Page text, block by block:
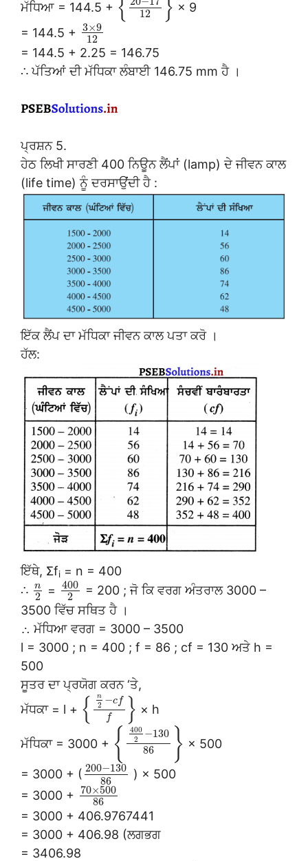
ਮੱਧਿਆ = 144.5 + {
12
} × 9
= 144.5 + 3×9
12
= 144.5 + 2.25 = 146.75
∴ ਪੱਤਿਆਂ ਦੀ ਮੱਧਿਕਾ ਲੰਬਾਈ 146.75 mm ਹੈ ।
ਪ੍ਰਸ਼ਨ 5.
ਹੇਠ ਲਿਖੀ ਸਾਰਣੀ 400 ਨਿਊਨ ਲੈਂਪਾਂ (lamp) ਦੇ ਜੀਵਨ ਕਾਲ
(life time) ਨੂੰ ਦਰਸਾਉਂਦੀ ਹੈ :
ਇੱਕ ਲੈਂਪ ਦਾ ਮੱਧਿਕਾ ਜੀਵਨ ਕਾਲ ਪਤਾ ਕਰੋ ।
ਹੱਲ:
ਇੱਥੇ, Σfi = n = 400
∴
n
2 =
400
2
= 200 ; ਜੋ ਕਿ ਵਰਗ ਅੰਤਰਾਲ 3000 –
3500 ਵਿੱਚ ਸਥਿਤ ਹੈ ।
∴ ਮੱਧਿਆ ਵਰਗ = 3000 – 3500
l = 3000 ; n = 400 ; f = 86 ; cf = 130 ਅਤੇ h =
500
ਸੂਤਰ ਦਾ ਪ੍ਰਯੋਗ ਕਰਨ ‘ਤੇ,
ਮੱਧਕਾ = l + { n
2 −c f
f
} × h
ਮੱਧਿਕਾ = 3000 + {
400
2
−130
86
} × 500
= 3000 + ( 200−130
86
) × 500
= 3000 +
70×500
86
= 3000 + 406.9767441
= 3000 + 406.98 (ਲਗਭਗ
= 3406.98